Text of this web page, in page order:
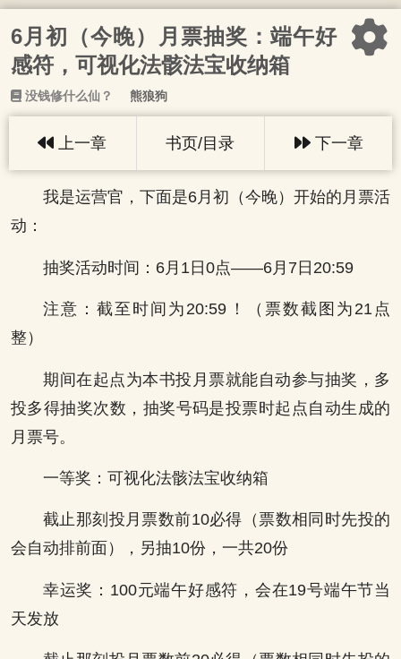
6月初（今晚）月票抽奖：端午好
感符，可视化法骸法宝收纳箱
没钱修什么仙？ 熊狼狗
上一章 书页/目录 下一章
我是运营官，下面是6月初（今晚）开始的月票活
动：
抽奖活动时间：6月1日0点——6月7日20:59
注意：截至时间为20:59！（票数截图为21点
整）
期间在起点为本书投月票就能自动参与抽奖，多
投多得抽奖次数，抽奖号码是投票时起点自动生成的
月票号。
一等奖：可视化法骸法宝收纳箱
截止那刻投月票数前10必得（票数相同时先投的
会自动排前面），另抽10份，一共20份
幸运奖：100元端午好感符，会在19号端午节当
天发放